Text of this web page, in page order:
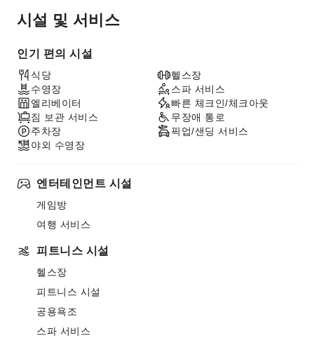
시설 및 서비스
인기 편의 시설
식당
수영장
엘리베이터
짐 보관 서비스
주차장
야외 수영장
헬스장
스파 서비스
빠른 체크인/체크아웃
무장애 통로
픽업/샌딩 서비스
엔터테인먼트 시설
게임방
여행 서비스
피트니스 시설
헬스장
피트니스 시설
공용욕조
스파 서비스